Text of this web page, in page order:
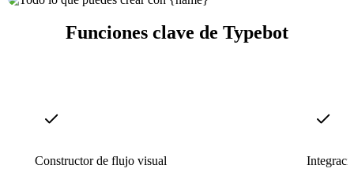
Funciones clave de Typebot
Constructor de flujo visual